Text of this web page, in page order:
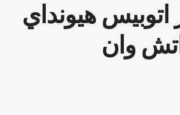
اتوبيس هيونداي
اتش وان